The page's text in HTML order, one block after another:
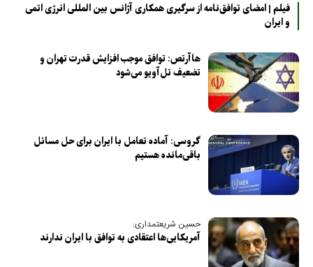
فیلم | امضای توافق‌نامه از سرگیری همکاری آژانس بین المللی انرژی اتمی
و ایران
هاآرتص: توافق موجب افزایش قدرت تهران و
تضعیف تل‌آویو می‌شود
گروسی: آماده تعامل با ایران برای حل مسائل
باقی‌مانده هستیم
حسین شریعتمداری:
آمریکایی‌ها اعتقادی به توافق با ایران ندارند